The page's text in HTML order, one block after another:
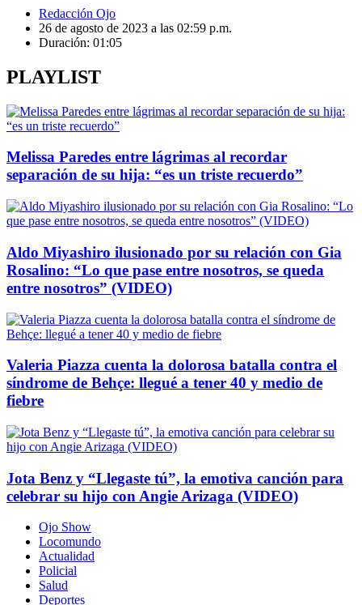
Redacción Ojo
26 de agosto de 2023 a las 02:59 p.m.
Duración: 01:05
PLAYLIST
Melissa Paredes entre lágrimas al recordar
separación de su hija: “es un triste recuerdo”
Aldo Miyashiro ilusionado por su relación con Gia
Rosalino: “Lo que pase entre nosotros, se queda
entre nosotros” (VIDEO)
Valeria Piazza cuenta la dolorosa batalla contra el
síndrome de Behçe: llegué a tener 40 y medio de
fiebre
Jota Benz y “Llegaste tú”, la emotiva canción para
celebrar su hijo con Angie Arizaga (VIDEO)
Ojo Show
Locomundo
Actualidad
Policial
Salud
Deportes